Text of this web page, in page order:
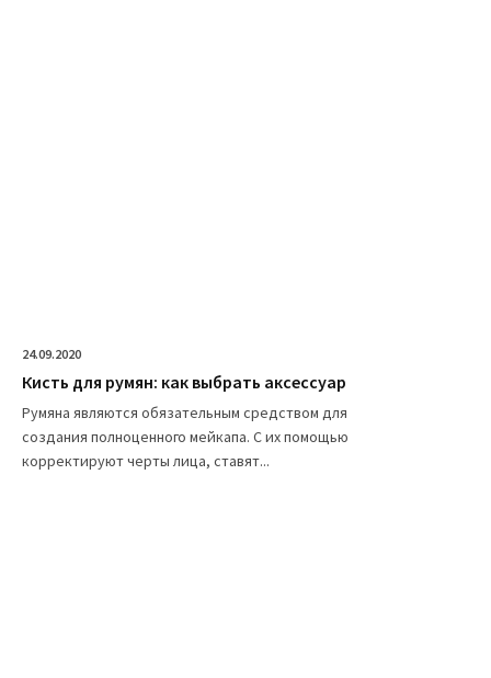
24.09.2020
Кисть для румян: как выбрать аксессуар
Румяна являются обязательным средством для
создания полноценного мейкапа. С их помощью
корректируют черты лица, ставят...